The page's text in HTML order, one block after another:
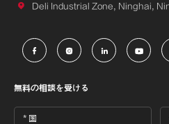
 Deli Industrial Zone, Ninghai,
   
無料の相談を受ける